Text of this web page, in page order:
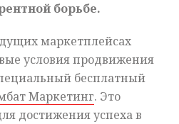
борьбе.
маркетплейсах
условия продвижения
бесплатный
Маркетинг. Это
достижения успеха в